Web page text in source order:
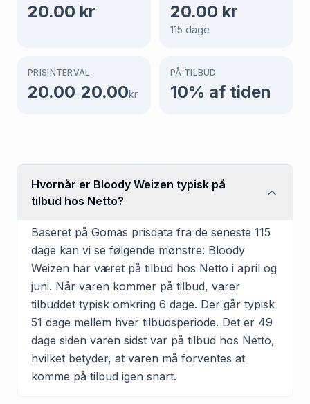
20.00 kr 20.00 kr
115 dage
PRISINTERVAL
20.00–20.00kr
PÅ TILBUD
10% af tiden
Hvornår er Bloody Weizen typisk på
tilbud hos Netto?
Baseret på Gomas prisdata fra de seneste 115
dage kan vi se følgende mønstre: Bloody
Weizen har været på tilbud hos Netto i april og
juni. Når varen kommer på tilbud, varer
tilbuddet typisk omkring 6 dage. Der går typisk
51 dage mellem hver tilbudsperiode. Det er 49
dage siden varen sidst var på tilbud hos Netto,
hvilket betyder, at varen må forventes at
komme på tilbud igen snart.